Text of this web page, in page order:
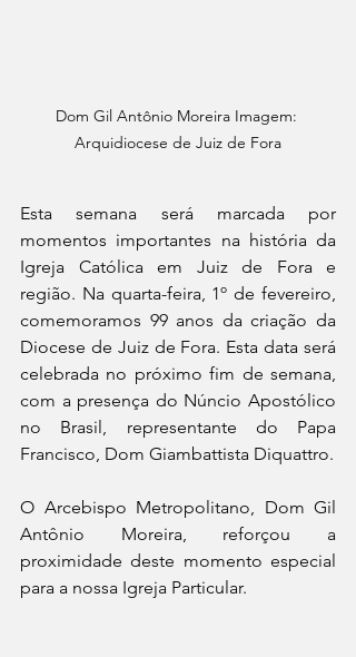
Dom Gil Antônio Moreira Imagem:
Arquidiocese de Juiz de Fora
Esta semana será marcada por
momentos importantes na história da
Igreja Católica em Juiz de Fora e
região. Na quarta-feira, 1º de fevereiro,
comemoramos 99 anos da criação da
Diocese de Juiz de Fora. Esta data será
celebrada no próximo fim de semana,
com a presença do Núncio Apostólico
no Brasil, representante do Papa
Francisco, Dom Giambattista Diquattro.
O Arcebispo Metropolitano, Dom Gil
Antônio Moreira, reforçou a
proximidade deste momento especial
para a nossa Igreja Particular.